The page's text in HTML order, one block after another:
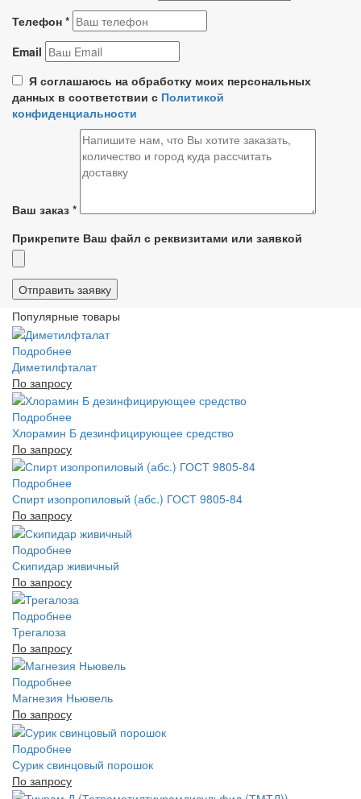
Телефон *
Email
Я соглашаюсь на обработку моих персональных
данных в соответствии с Политикой
конфиденциальности
Ваш заказ *
Прикрепите Ваш файл с реквизитами или заявкой
Популярные товары
Подробнее
Диметилфталат
По запросу
Подробнее
Хлорамин Б дезинфицирующее средство
По запросу
Подробнее
Спирт изопропиловый (абс.) ГОСТ 9805-84
По запросу
Подробнее
Скипидар живичный
По запросу
Подробнее
Трегалоза
По запросу
Подробнее
Магнезия Ньювель
По запросу
Подробнее
Сурик свинцовый порошок
По запросу